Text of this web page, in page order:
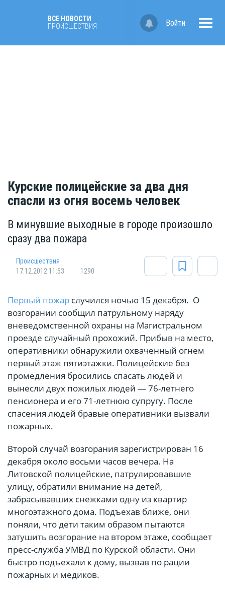
ВСЕ НОВОСТИ
ПРОИСШЕСТВИЯ
Войти
Курские полицейские за два дня
спасли из огня восемь человек
В минувшие выходные в городе произошло
сразу два пожара
Происшествия
17.12.2012 11:53
1290
Первый пожар случился ночью 15 декабря. О
возгорании сообщил патрульному наряду
вневедомственной охраны на Магистральном
проезде случайный прохожий. Прибыв на место,
оперативники обнаружили охваченный огнем
первый этаж пятиэтажки. Полицейские без
промедления бросились спасать людей и
вынесли двух пожилых людей — 76-летнего
пенсионера и его 71-летнюю супругу. После
спасения людей бравые оперативники вызвали
пожарных.
Второй случай возгорания зарегистрирован 16
декабря около восьми часов вечера. На
Литовской полицейские, патрулировавшие
улицу, обратили внимание на детей,
забрасывавших снежками одну из квартир
многоэтажного дома. Подъехав ближе, они
поняли, что дети таким образом пытаются
затушить возгорание на втором этаже, сообщает
пресс-служба УМВД по Курской области. Они
быстро подъехали к дому, вызвав по рации
пожарных и медиков.